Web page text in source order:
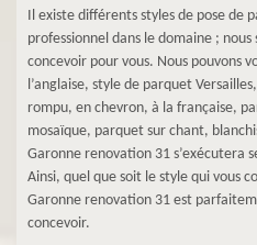
Il existe différents styles de pose de
professionnel dans le domaine ;
concevoir pour vous. Nous pouvons
l’anglaise, style de parquet
rompu, en chevron, à la française,
mosaïque, parquet sur chant,
Garonne renovation 31 s’exécutera
Ainsi, quel que soit le style qui vous
Garonne renovation 31 est
concevoir.